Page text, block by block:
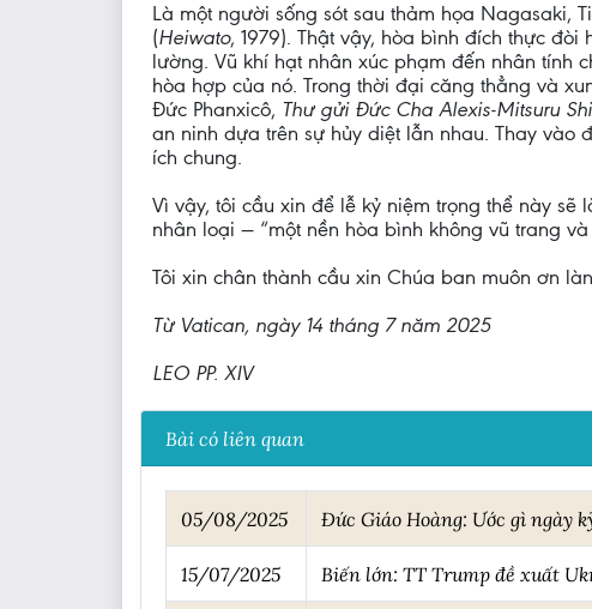
Là một người sống sót sau thảm họa Nagasaki,
(Heiwato, 1979). Thật vậy, hòa bình đích thực
lường. Vũ khí hạt nhân xúc phạm đến nhân tính
hòa hợp của nó. Trong thời đại căng thẳng và
Đức Phanxicô, Thư gửi Đức Cha Alexis-Mitsuru
an ninh dựa trên sự hủy diệt lẫn nhau. Thay
ích chung.
Vì vậy, tôi cầu xin để lễ kỷ niệm trọng thể này
nhân loại — “một nền hòa bình không vũ trang
Tôi xin chân thành cầu xin Chúa ban muôn ơn
Từ Vatican, ngày 14 tháng 7 năm 2025
LEO PP. XIV
Bài có liên quan
05/08/2025 Đức Giáo Hoàng: Ước gì ngày
15/07/2025 Biến lớn: TT Trump đề xuất